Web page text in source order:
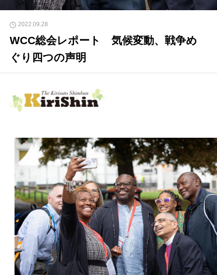
2022.09.28
WCC総会レポート 気候変動、戦争め
ぐり四つの声明